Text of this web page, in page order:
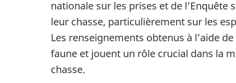
nationale sur les prises et de
leur chasse, particulièrement sur les
Les renseignements obtenus à l’aide
faune et jouent un rôle crucial dans la
chasse.